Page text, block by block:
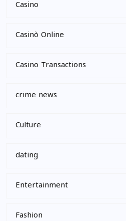
Casino
Casinò Online
Casino Transactions
crime news
Culture
dating
Entertainment
Fashion